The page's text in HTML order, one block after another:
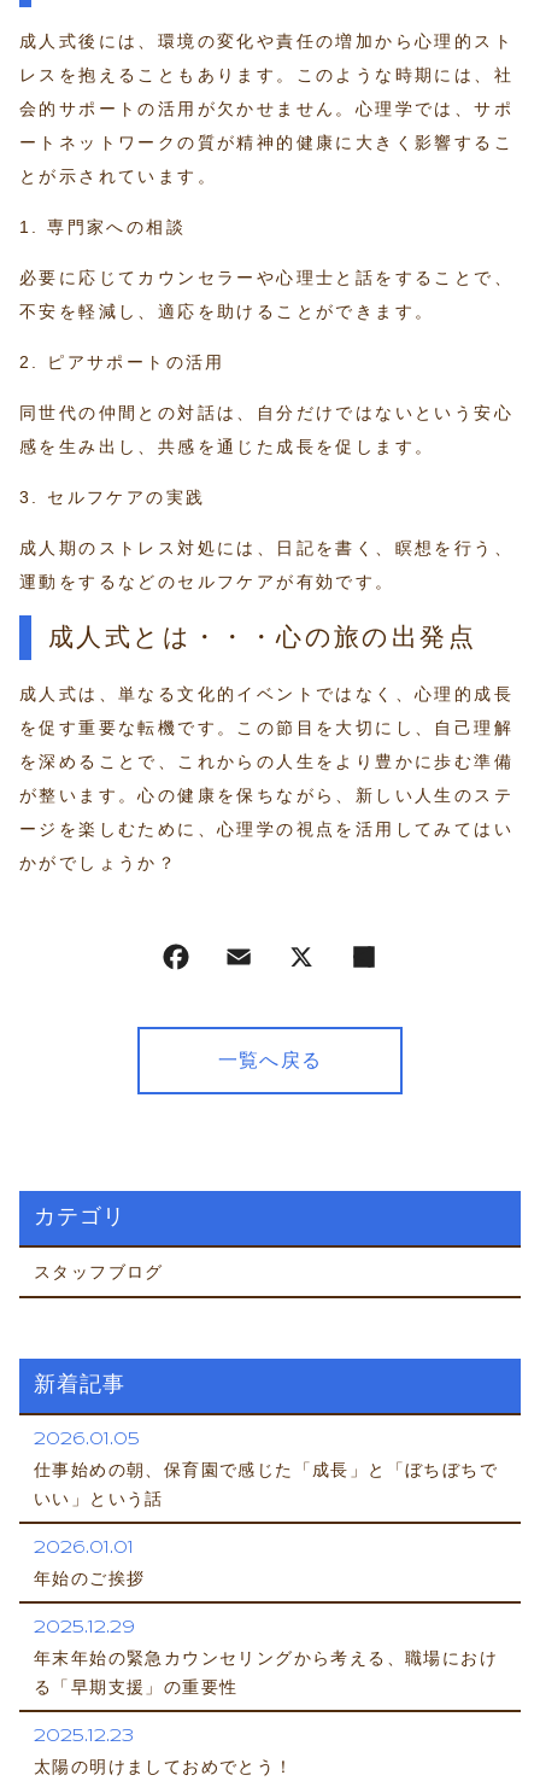
成人式後には、環境の変化や責任の増加から心理的スト
レスを抱えることもあります。このような時期には、社
会的サポートの活用が欠かせません。心理学では、サポ
ートネットワークの質が精神的健康に大きく影響するこ
とが示されています。
1. 専門家への相談
必要に応じてカウンセラーや心理士と話をすることで、
不安を軽減し、適応を助けることができます。
2. ピアサポートの活用
同世代の仲間との対話は、自分だけではないという安心
感を生み出し、共感を通じた成長を促します。
3. セルフケアの実践
成人期のストレス対処には、日記を書く、瞑想を行う、
運動をするなどのセルフケアが有効です。
成人式とは・・・心の旅の出発点
成人式は、単なる文化的イベントではなく、心理的成長
を促す重要な転機です。この節目を大切にし、自己理解
を深めることで、これからの人生をより豊かに歩む準備
が整います。心の健康を保ちながら、新しい人生のステ
ージを楽しむために、心理学の視点を活用してみてはい
かがでしょうか？
一覧へ戻る
カテゴリ
スタッフブログ
新着記事
2026.01.05
仕事始めの朝、保育園で感じた「成長」と「ぼちぼちで
いい」という話
2026.01.01
年始のご挨拶
2025.12.29
年末年始の緊急カウンセリングから考える、職場におけ
る「早期支援」の重要性
2025.12.23
太陽の明けましておめでとう！